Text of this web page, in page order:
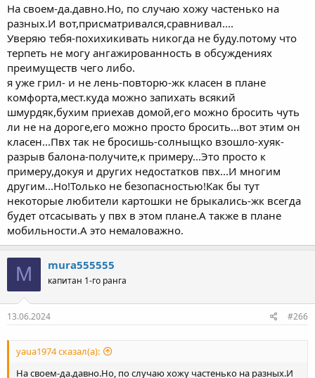
На своем-да.давно.Но, по случаю хожу частенько на
разных.И вот,присматривался,сравнивал....
Уверяю тебя-похихикивать никогда не буду.потому что
терпеть не могу ангажированность в обсуждениях
преимуществ чего либо.
я уже грил- и не лень-повторю-жк класен в плане
комфорта,мест.куда можно запихать всякий
шмурдяк,бухим приехав домой,его можно бросить чуть
ли не на дороге,его можно просто бросить...вот этим он
класен...Пвх так не бросишь-солныщко взошло-хуяк-
разрыв балона-получите,к примеру...Это просто к
примеру,докуя и других недостатков пвх...И многим
другим...Но!Только не безопасностью!Как бы тут
некоторые любители картошки не брыкались-жк всегда
будет отсасывать у пвх в этом плане.А также в плане
мобильности.А это немаловажно.
M mura555555
капитан 1-го ранга
13.06.2024 #266
yaua1974 сказал(а):
На своем-да.давно.Но, по случаю хожу частенько на разных.И